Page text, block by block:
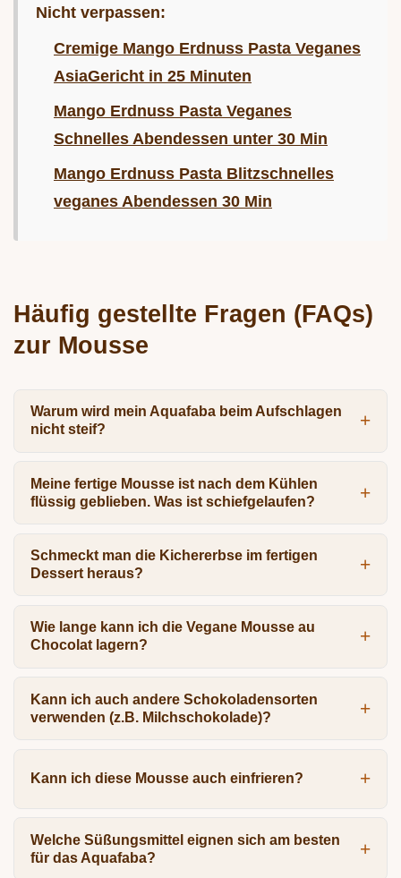
Nicht verpassen:
Cremige Mango Erdnuss Pasta Veganes
AsiaGericht in 25 Minuten
Mango Erdnuss Pasta Veganes
Schnelles Abendessen unter 30 Min
Mango Erdnuss Pasta Blitzschnelles
veganes Abendessen 30 Min
Häufig gestellte Fragen (FAQs)
zur Mousse
Warum wird mein Aquafaba beim Aufschlagen
nicht steif?
Meine fertige Mousse ist nach dem Kühlen
flüssig geblieben. Was ist schiefgelaufen?
Schmeckt man die Kichererbse im fertigen
Dessert heraus?
Wie lange kann ich die Vegane Mousse au
Chocolat lagern?
Kann ich auch andere Schokoladensorten
verwenden (z.B. Milchschokolade)?
Kann ich diese Mousse auch einfrieren?
Welche Süßungsmittel eignen sich am besten
für das Aquafaba?